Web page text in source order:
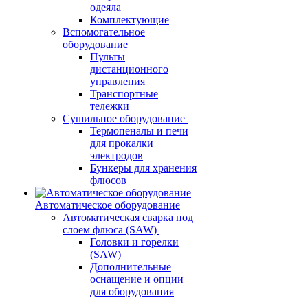
одеяла
Комплектующие
Вспомогательное
оборудование
Пульты
дистанционного
управления
Транспортные
тележки
Сушильное оборудование
Термопеналы и печи
для прокалки
электродов
Бункеры для хранения
флюсов
Автоматическое оборудование
Автоматическая сварка под
слоем флюса (SAW)
Головки и горелки
(SAW)
Дополнительные
оснащение и опции
для оборудования